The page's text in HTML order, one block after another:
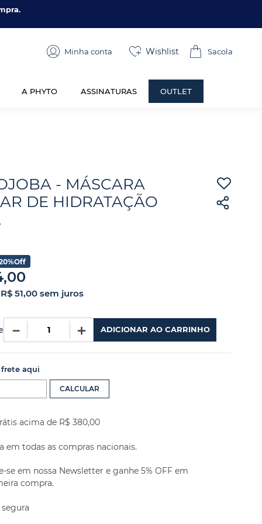
Minha conta Wishlist
A PHYTO ASSINATURAS OUTLET
- MÁSCARA
DE HIDRATAÇÃO
Off
,00
R$ 51,00 sem juros
＋
－ ADICIONAR AO CARRINHO
aqui
acima de R$ 380,00
em todas as compras nacionais.
se em nossa Newsletter e ganhe 5% OFF em
compra.